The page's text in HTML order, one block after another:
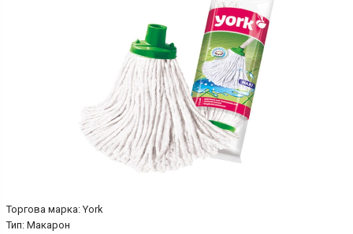
Торгова марка: York
Тип: Макарон